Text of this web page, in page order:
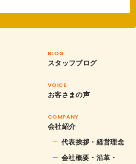
BLOG
スタッフブログ
VOICE
お客さまの声
COMPANY
会社紹介
代表挨拶・経営理念
会社概要・沿革・